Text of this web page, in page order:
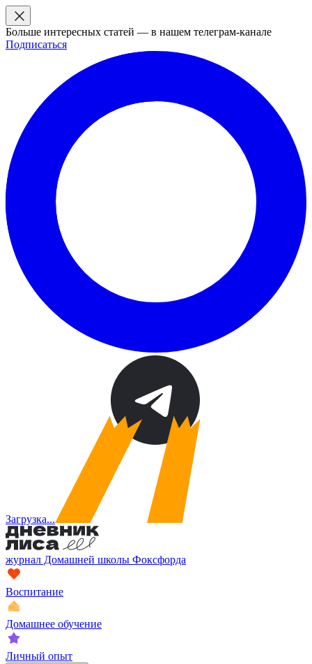
Больше интересных статей — в нашем телеграм-канале
Подписаться
Загрузка...
журнал Домашней школы Фоксфорда
Воспитание
Домашнее обучение
Личный опыт